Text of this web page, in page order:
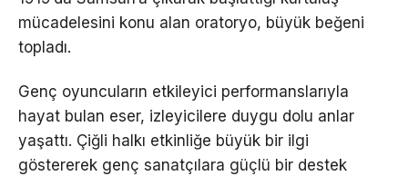
mücadelesini konu alan oratoryo, büyük beğeni
topladı.
Genç oyuncuların etkileyici performanslarıyla
hayat bulan eser, izleyicilere duygu dolu anlar
yaşattı. Çiğli halkı etkinliğe büyük bir ilgi
göstererek genç sanatçılara güçlü bir destek